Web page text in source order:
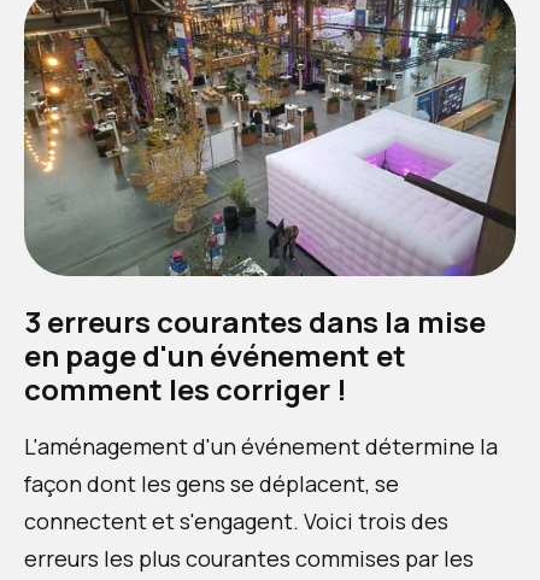
3 erreurs courantes dans la mise
en page d'un événement et
comment les corriger !
L'aménagement d'un événement détermine la
façon dont les gens se déplacent, se
connectent et s'engagent. Voici trois des
erreurs les plus courantes commises par les